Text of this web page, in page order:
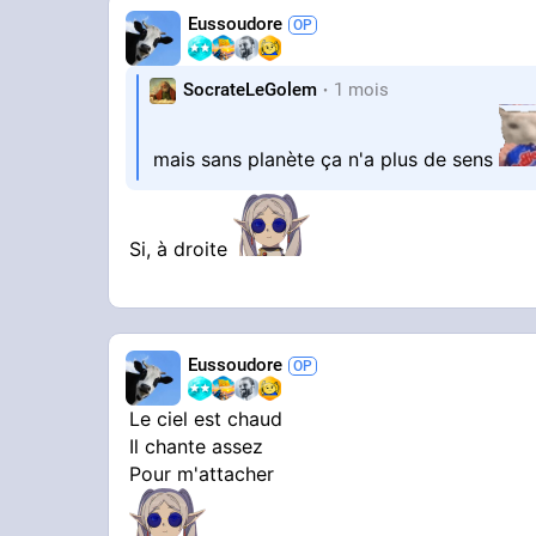
Eussoudore
SocrateLeGolem 1 mois
mais sans planète ça n'a plus de sens
Si, à droite
Eussoudore
Le ciel est chaud
Il chante assez
Pour m'attacher